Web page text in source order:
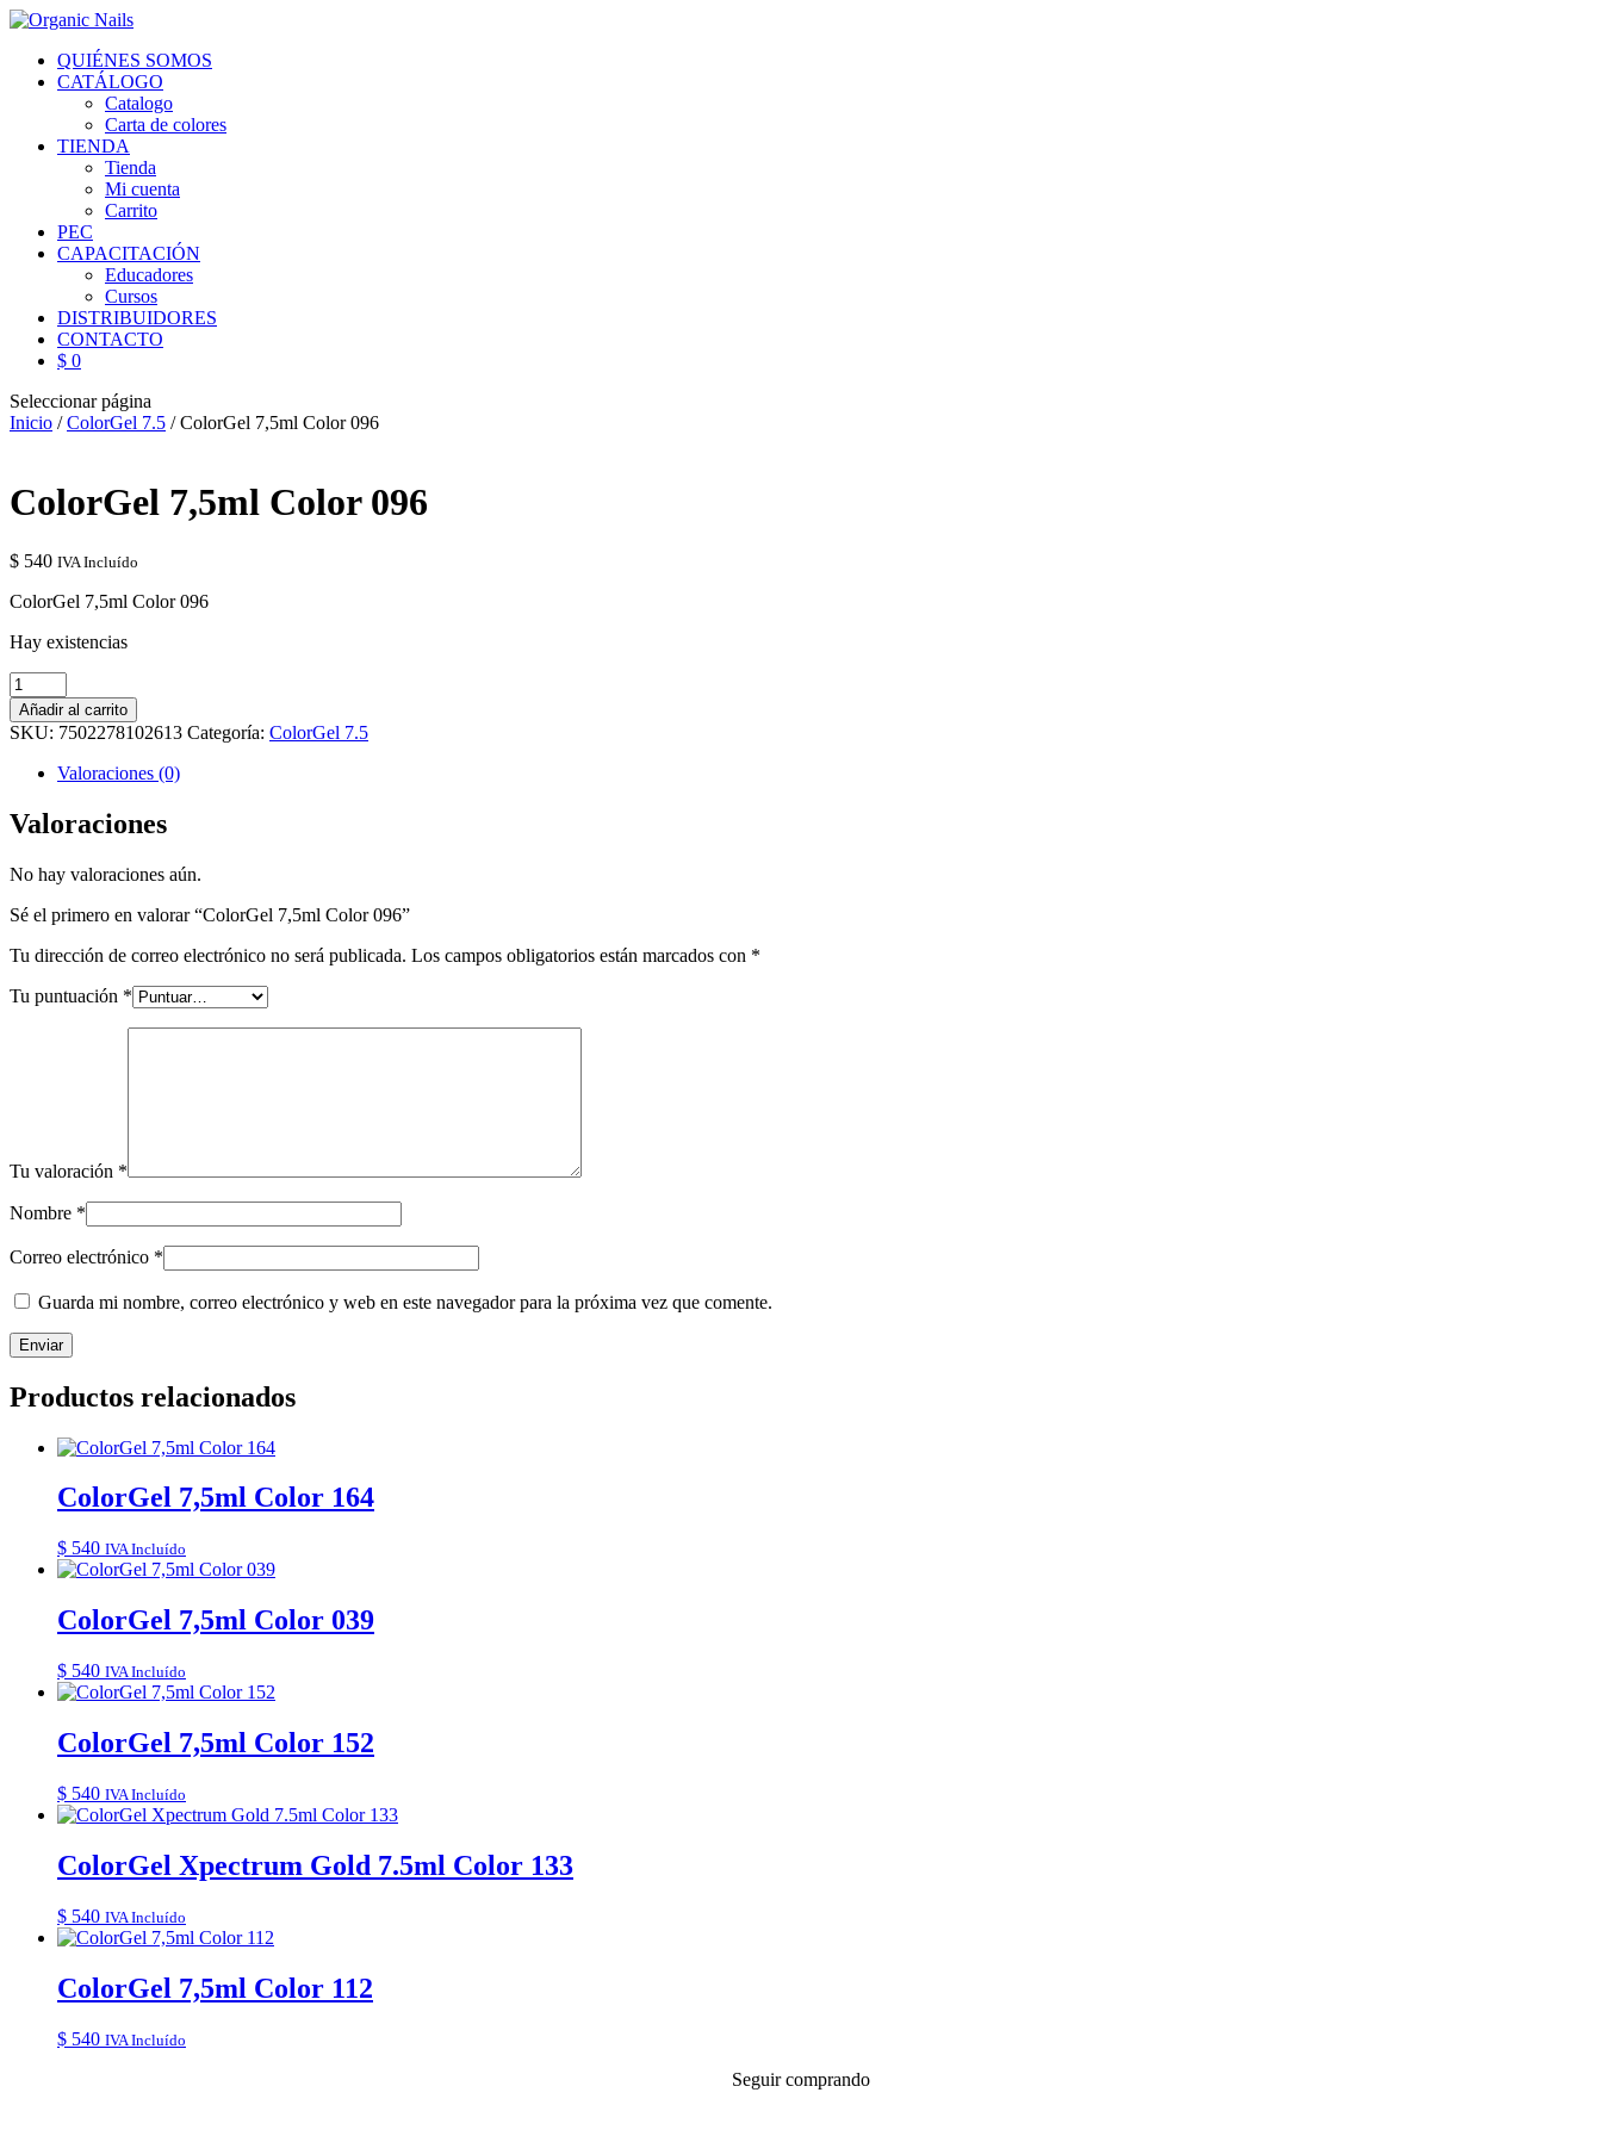
QUIÉNES SOMOS
CATÁLOGO
Catalogo
Carta de colores
TIENDA
Tienda
Mi cuenta
Carrito
PEC
CAPACITACIÓN
Educadores
Cursos
DISTRIBUIDORES
CONTACTO
$ 0
Seleccionar página
Inicio /ColorGel 7.5 / ColorGel 7,5ml Color 096
ColorGel 7,5ml Color 096
$ 540 IVA Incluído
ColorGel 7,5ml Color 096
Hay existencias
ColorGel
7,5ml
Color
096
cantidad
Añadir al carrito
SKU: 7502278102613 Categoría: ColorGel 7.5
Valoraciones (0)
Valoraciones
No hay valoraciones aún.
Sé el primero en valorar “ColorGel 7,5ml Color 096”
Tu dirección de correo electrónico no será publicada. Los campos obligatorios están marcados con *
Tu puntuación *
Tu valoración *
Nombre *
Correo electrónico *
Guarda mi nombre, correo electrónico y web en este navegador para la próxima vez que comente.
Productos relacionados
ColorGel 7,5ml Color 164
$ 540 IVA Incluído
ColorGel 7,5ml Color 039
$ 540 IVA Incluído
ColorGel 7,5ml Color 152
$ 540 IVA Incluído
ColorGel Xpectrum Gold 7.5ml Color 133
$ 540 IVA Incluído
ColorGel 7,5ml Color 112
$ 540 IVA Incluído
Seguir comprando